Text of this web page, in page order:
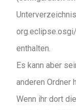
enthalten.
Es kann aber
anderen Ordner
Wenn ihr dort